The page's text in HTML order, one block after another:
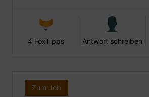
4 FoxTipps Antwort schreiben
Zum Job